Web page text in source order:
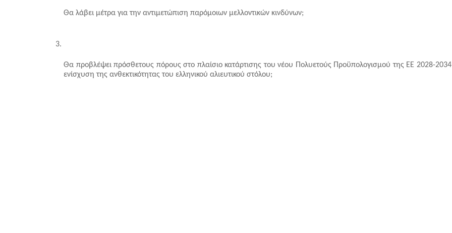
Θα λάβει μέτρα για την αντιμετώπιση παρόμοιων μελλοντικών κινδύνων;
Θα προβλέψει πρόσθετους πόρους στο πλαίσιο κατάρτισης του νέου Πολυετούς Προϋπολογισμού της ΕΕ 2028-2034
ενίσχυση της ανθεκτικότητας του ελληνικού αλιευτικού στόλου;